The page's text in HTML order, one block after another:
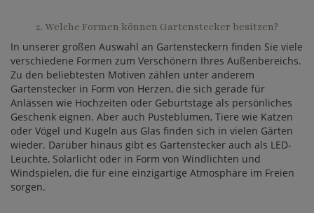
2. Welche Formen können Gartenstecker besitzen?
In unserer großen Auswahl an Gartensteckern finden Sie viele
verschiedene Formen zum Verschönern Ihres Außenbereichs.
Zu den beliebtesten Motiven zählen unter anderem
Gartenstecker in Form von Herzen, die sich gerade für
Anlässen wie Hochzeiten oder Geburtstage als persönliches
Geschenk eignen. Aber auch Pusteblumen, Tiere wie Katzen
oder Vögel und Kugeln aus Glas finden sich in vielen Gärten
wieder. Darüber hinaus gibt es Gartenstecker auch als LED-
Leuchte, Solarlicht oder in Form von Windlichten und
Windspielen, die für eine einzigartige Atmosphäre im Freien
sorgen.